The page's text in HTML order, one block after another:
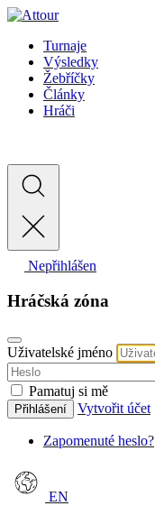
Turnaje
Výsledky
Žebříčky
Články
Hráči
Nepřihlášen
Hráčská zóna
Uživatelské jméno
Pamatuj si mě
Přihlášení Vytvořit účet
Zapomenuté heslo?
EN